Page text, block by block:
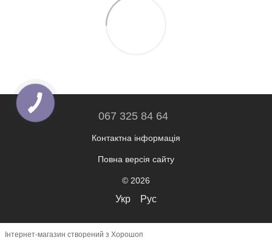
067 325 84 64
Контактна інформація
Повна версія сайту
© 2026
Укр Рус
Інтернет-магазин створений з Хорошоп